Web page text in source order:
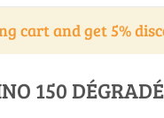
cart and get 5%
150 DÉGRADÉ